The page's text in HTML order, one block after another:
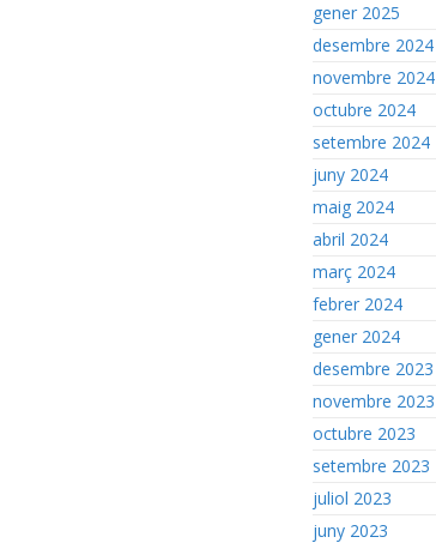
gener 2025
desembre 2024
novembre 2024
octubre 2024
setembre 2024
juny 2024
maig 2024
abril 2024
març 2024
febrer 2024
gener 2024
desembre 2023
novembre 2023
octubre 2023
setembre 2023
juliol 2023
juny 2023